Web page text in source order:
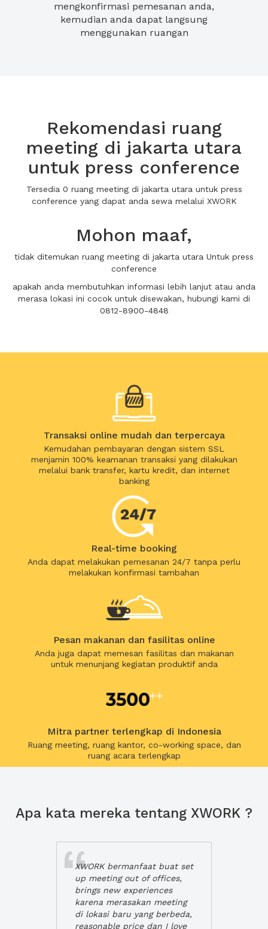
mengkonfirmasi pemesanan anda,
kemudian anda dapat langsung
menggunakan ruangan
Rekomendasi ruang
meeting di jakarta utara
untuk press conference
Tersedia 0 ruang meeting di jakarta utara untuk press
conference yang dapat anda sewa melalui XWORK
Mohon maaf,
tidak ditemukan ruang meeting di jakarta utara Untuk press
conference
apakah anda membutuhkan informasi lebih lanjut atau anda
merasa lokasi ini cocok untuk disewakan, hubungi kami di
0812-8900-4848
Transaksi online mudah dan terpercaya
Kemudahan pembayaran dengan sistem SSL
menjamin 100% keamanan transaksi yang dilakukan
melalui bank transfer, kartu kredit, dan internet
banking
Real-time booking
Anda dapat melakukan pemesanan 24/7 tanpa perlu
melakukan konfirmasi tambahan
Pesan makanan dan fasilitas online
Anda juga dapat memesan fasilitas dan makanan
untuk menunjang kegiatan produktif anda
Mitra partner terlengkap di Indonesia
Ruang meeting, ruang kantor, co-working space, dan
ruang acara terlengkap
Apa kata mereka tentang XWORK ?
XWORK bermanfaat buat set
up meeting out of offices,
brings new experiences
karena merasakan meeting
di lokasi baru yang berbeda,
reasonable price dan I love